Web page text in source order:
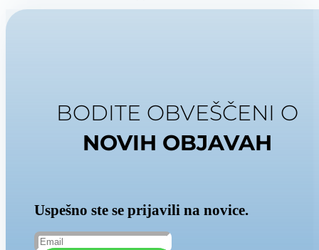
BODITE OBVEŠČENI O
NOVIH OBJAVAH
Uspešno ste se prijavili na novice.